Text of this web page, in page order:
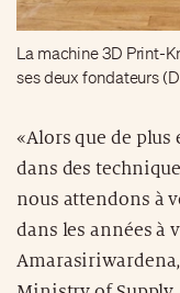
dans des
dans les années à
Ministry of
seulement
l'environnement,
détaillants à
changements
consommateurs».